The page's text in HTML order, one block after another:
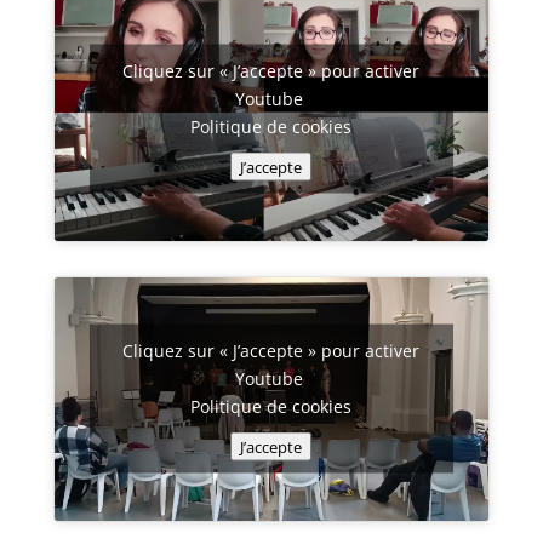
Cliquez sur « J’accepte » pour activer
Youtube
Politique de cookies
J’accepte
Cliquez sur « J’accepte » pour activer
Youtube
Politique de cookies
J’accepte